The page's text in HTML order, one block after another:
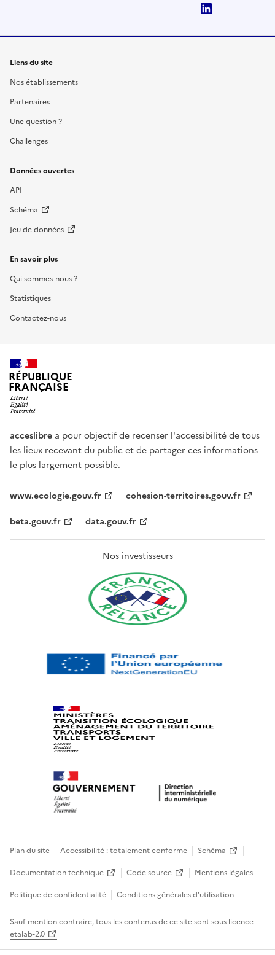
Liens du site
Nos établissements
Partenaires
Une question ?
Challenges
Données ouvertes
API
Schéma
Jeu de données
En savoir plus
Qui sommes-nous ?
Statistiques
Contactez-nous
RÉPUBLIQUE
FRANÇAISE
acceslibre a pour objectif de recenser l'accessibilité de tous
les lieux recevant du public et de partager ces informations
le plus largement possible.
www.ecologie.gouv.fr
cohesion-territoires.gouv.fr
beta.gouv.fr
data.gouv.fr
Nos investisseurs
Plan du site Accessibilité : totalement conforme
Schéma
Documentation technique
Code source
Mentions légales
Politique de confidentialité
Conditions générales d’utilisation
Sauf mention contraire, tous les contenus de ce site sont sous licence
etalab-2.0